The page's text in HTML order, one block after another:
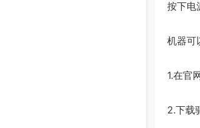
按下电
机器可
1.在官
2.下载